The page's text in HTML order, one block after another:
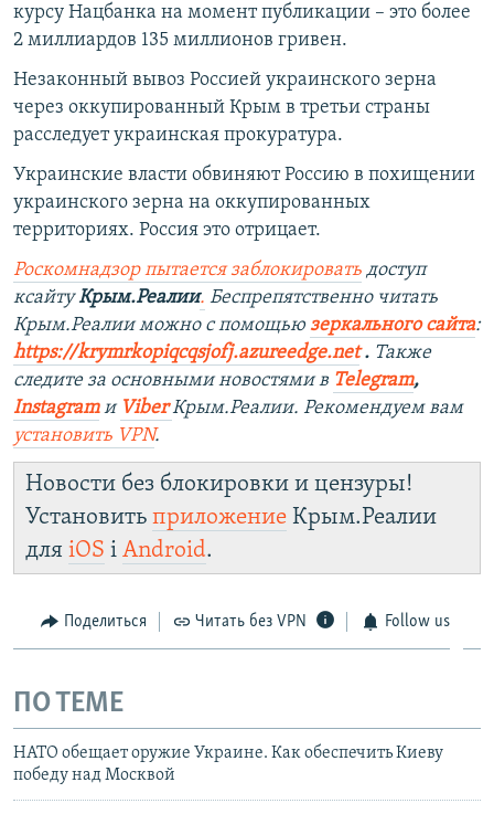
курсу Нацбанка на момент публикации – это более
2 миллиардов 135 миллионов гривен.
Незаконный вывоз Россией украинского зерна
через оккупированный Крым в третьи страны
расследует украинская прокуратура.
Украинские власти обвиняют Россию в похищении
украинского зерна на оккупированных
территориях. Россия это отрицает.
Роскомнадзор пытается заблокировать доступ
ксайтуКрым.Реалии. Беспрепятственно читать
Крым.Реалии можно с помощью зеркального сайта:
https://krymrkopiqcqsjofj.azureedge.net​. Также
следите за основными новостями в Telegram,
Instagram и ViberКрым.Реалии. Рекомендуем вам
установить VPN.
Новости без блокировки и цензуры!
Установить приложение Крым.Реалии
для iOS і Android.
Поделиться Читать без VPN Follow us
ПО ТЕМЕ
НАТО обещает оружие Украине. Как обеспечить Киеву
победу над Москвой